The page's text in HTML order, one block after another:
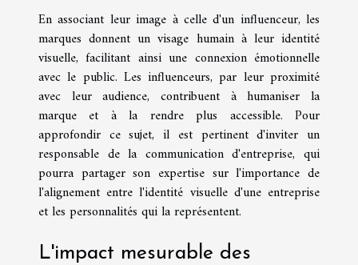
En associant leur image à celle d'un influenceur, les
marques donnent un visage humain à leur identité
visuelle, facilitant ainsi une connexion émotionnelle
avec le public. Les influenceurs, par leur proximité
avec leur audience, contribuent à humaniser la
marque et à la rendre plus accessible. Pour
approfondir ce sujet, il est pertinent d'inviter un
responsable de la communication d'entreprise, qui
pourra partager son expertise sur l'importance de
l'alignement entre l'identité visuelle d'une entreprise
et les personnalités qui la représentent.
L'impact mesurable des